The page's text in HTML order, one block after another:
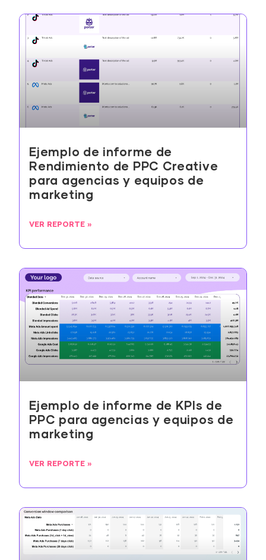
Ejemplo de informe de
Rendimiento de PPC Creative
para agencias y equipos de
marketing
VER REPORTE »
Ejemplo de informe de KPIs de
PPC para agencias y equipos de
marketing
VER REPORTE »